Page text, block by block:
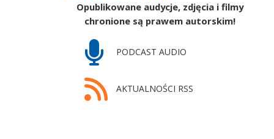
Opublikowane audycje, zdjęcia i filmy
chronione są prawem autorskim!
PODCAST AUDIO
AKTUALNOŚCI RSS